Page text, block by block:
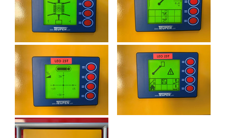
Show larger version for: Show larger version for:
Show larger version for: